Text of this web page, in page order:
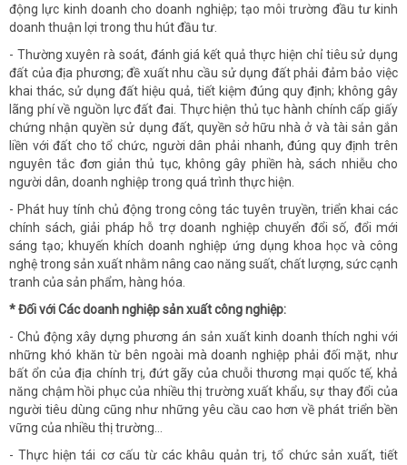
động lực kinh doanh cho doanh nghiệp; tạo môi trường đầu tư kinh
doanh thuận lợi trong thu hút đầu tư.
- Thường xuyên rà soát, đánh giá kết quả thực hiện chỉ tiêu sử dụng
đất của địa phương; đề xuất nhu cầu sử dụng đất phải đảm bảo việc
khai thác, sử dụng đất hiệu quả, tiết kiệm đúng quy định; không gây
lãng phí về nguồn lực đất đai. Thực hiện thủ tục hành chính cấp giấy
chứng nhận quyền sử dụng đất, quyền sở hữu nhà ở và tài sản gắn
liền với đất cho tổ chức, người dân phải nhanh, đúng quy định trên
nguyên tắc đơn giản thủ tục, không gây phiền hà, sách nhiễu cho
người dân, doanh nghiệp trong quá trình thực hiện.
- Phát huy tính chủ động trong công tác tuyên truyền, triển khai các
chính sách, giải pháp hỗ trợ doanh nghiệp chuyển đổi số, đổi mới
sáng tạo; khuyến khích doanh nghiệp ứng dụng khoa học và công
nghệ trong sản xuất nhằm nâng cao năng suất, chất lượng, sức cạnh
tranh của sản phẩm, hàng hóa.
* Đối vớiCác doanh nghiệp sản xuất công nghiệp:
- Chủ động xây dựng phương án sản xuất kinh doanh thích nghi với
những khó khăn từ bên ngoài mà doanh nghiệp phải đối mặt, như
bất ổn của địa chính trị, đứt gãy của chuỗi thương mại quốc tế, khả
năng chậm hồi phục của nhiều thị trường xuất khẩu, sự thay đổi của
người tiêu dùng cũng như những yêu cầu cao hơn về phát triển bền
vững của nhiều thị trường…
- Thực hiện tái cơ cấu từ các khâu quản trị, tổ chức sản xuất, tiết